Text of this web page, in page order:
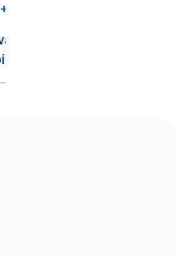
+
Lunch Soft verde
in 8)